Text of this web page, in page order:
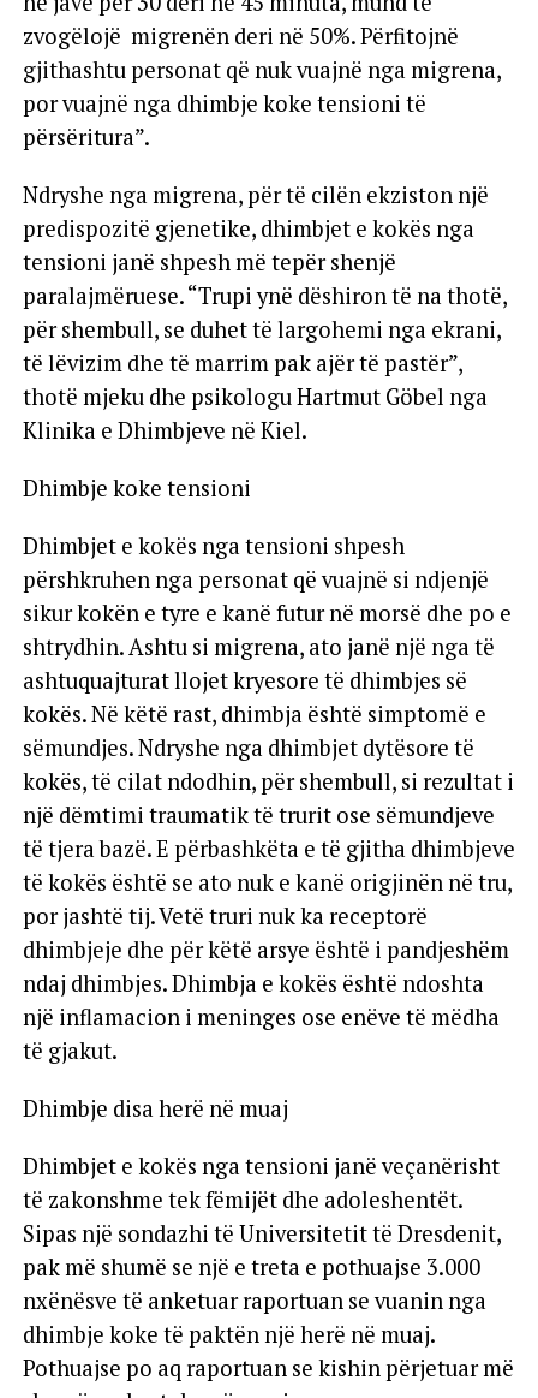
zvogëlojë migrenën deri në 50%. Përfitojnë
gjithashtu personat që nuk vuajnë nga migrena,
por vuajnë nga dhimbje koke tensioni të
përsëritura”.
Ndryshe nga migrena, për të cilën ekziston një
predispozitë gjenetike, dhimbjet e kokës nga
tensioni janë shpesh më tepër shenjë
paralajmëruese. “Trupi ynë dëshiron të na thotë,
për shembull, se duhet të largohemi nga ekrani,
të lëvizim dhe të marrim pak ajër të pastër”,
thotë mjeku dhe psikologu Hartmut Göbel nga
Klinika e Dhimbjeve në Kiel.
Dhimbje koke tensioni
Dhimbjet e kokës nga tensioni shpesh
përshkruhen nga personat që vuajnë si ndjenjë
sikur kokën e tyre e kanë futur në morsë dhe po e
shtrydhin. Ashtu si migrena, ato janë një nga të
ashtuquajturat llojet kryesore të dhimbjes së
kokës. Në këtë rast, dhimbja është simptomë e
sëmundjes. Ndryshe nga dhimbjet dytësore të
kokës, të cilat ndodhin, për shembull, si rezultat i
një dëmtimi traumatik të trurit ose sëmundjeve
të tjera bazë. E përbashkëta e të gjitha dhimbjeve
të kokës është se ato nuk e kanë origjinën në tru,
por jashtë tij. Vetë truri nuk ka receptorë
dhimbjeje dhe për këtë arsye është i pandjeshëm
ndaj dhimbjes. Dhimbja e kokës është ndoshta
një inflamacion i meninges ose enëve të mëdha
të gjakut.
Dhimbje disa herë në muaj
Dhimbjet e kokës nga tensioni janë veçanërisht
të zakonshme tek fëmijët dhe adoleshentët.
Sipas një sondazhi të Universitetit të Dresdenit,
pak më shumë se një e treta e pothuajse 3.000
nxënësve të anketuar raportuan se vuanin nga
dhimbje koke të paktën një herë në muaj.
Pothuajse po aq raportuan se kishin përjetuar më